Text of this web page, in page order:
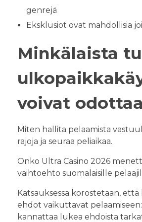
genrejä
Eksklusiot ovat mahdollisia
Minkälaista
voivat odottaa
Miten hallita pelaamista
rajoja ja seuraa peliaikaa.
Onko Ultra Casino 2026
vaihtoehto suomalaisille
Katsauksessa korostetaan,
ehdot vaikuttavat
kannattaa lukea ehdoista